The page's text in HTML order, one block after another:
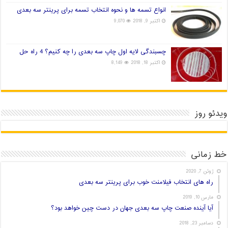
انواع تسمه ها و نحوه انتخاب تسمه برای پرینتر سه بعدی
اکتبر 9, 2018 9,070
چسبندگی لایه اول چاپ سه بعدی را چه کنیم؟ 4 راه حل
اکتبر 18, 2018 8,149
ویدئو روز
خط زمانی
ژوئن 7, 2020
راه های انتخاب فیلامنت خوب برای پرینتر سه بعدی
مارس 10, 2019
آیا آینده صنعت چاپ سه بعدی جهان در دست چین خواهد بود؟
دسامبر 23, 2018